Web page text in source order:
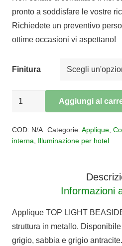
originale
era:
€150,00.
è:
pronto a soddisfare le vostre
Richiedete un preventivo
ottime occasioni vi aspettano!
Finitura
Applique
biemissione
Aggiungi al
COD: N/A Categorie: Applique,
interna
Illuminazione per hotel
Informazioni
Applique TOP LIGHT
struttura in metallo.
grigio, sabbia e grigio